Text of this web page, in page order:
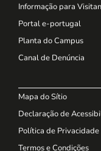
Informação para
Portal e-portugal
Planta do Campus
Canal de Denúncia
Mapa do Sítio
Declaração de
Política de Privacidade
Termos e Condições